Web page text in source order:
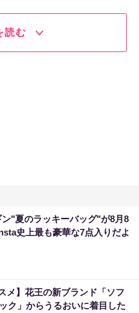
読む
"夏のラッキーバッグ"が8月8
史上最も豪華な7点入りだよ
メ】花王の新ブランド「ソフ
ク」からうるおいに着目した